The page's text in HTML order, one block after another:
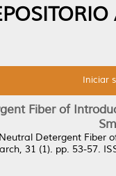
Iniciar
Fiber of
Detergent Fiber
31 (1). pp. 53-57.